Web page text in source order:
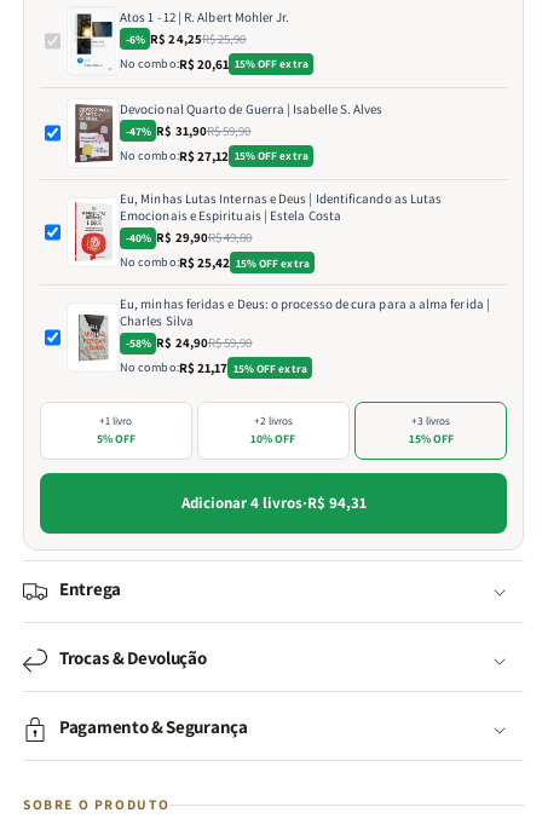
Atos 1 - 12 | R. Albert Mohler Jr.
-6% R$ 24,25R$ 25,90
No combo:R$ 20,61 15% OFF extra
Devocional Quarto de Guerra | Isabelle S. Alves
-47% R$ 31,90R$ 59,90
No combo:R$ 27,12 15% OFF extra
Eu, Minhas Lutas Internas e Deus | Identificando as Lutas
Emocionais e Espirituais | Estela Costa
-40% R$ 29,90R$ 49,80
No combo:R$ 25,42 15% OFF extra
Eu, minhas feridas e Deus: o processo de cura para a alma ferida |
Charles Silva
-58% R$ 24,90R$ 59,90
No combo:R$ 21,17 15% OFF extra
+1 livro
5% OFF
+2 livros
10% OFF
+3 livros
15% OFF
Adicionar 4 livros·R$ 94,31
Entrega
Trocas & Devolução
Pagamento & Segurança
SOBRE O PRODUTO